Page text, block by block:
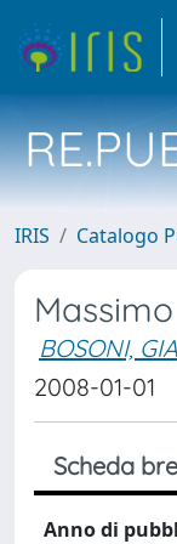
IRIS Catalogo
BOSONI,
2008-01-01
Scheda
Anno di